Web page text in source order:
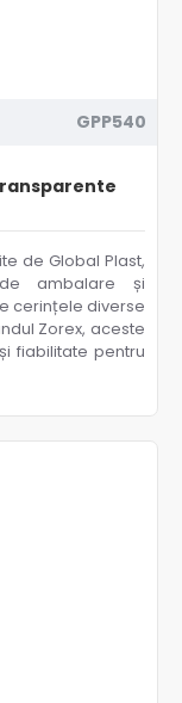
GPP540
de Global Plast,
ambalare și
cerințele diverse
Zorex, aceste
fiabilitate pentru